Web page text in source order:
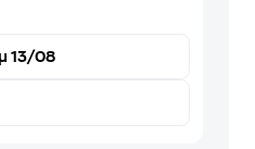
13/08